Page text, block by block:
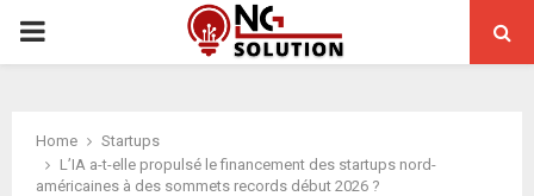
PRIMARY
Home
Startups
L’IA a-t-elle propulsé le financement des startups nord-
américaines à des sommets records début 2026 ?